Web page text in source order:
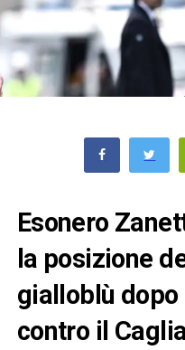
Esonero
la posizione
gialloblù
contro il